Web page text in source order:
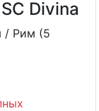
Divina
/ Рим (5